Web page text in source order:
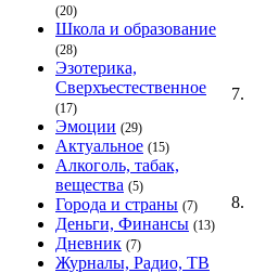
(20)
Школа и образование
(28)
Эзотерика,
Сверхъестественное
(17)
Эмоции (29)
Актуальное (15)
Алкоголь, табак,
вещества (5)
Города и страны (7)
Деньги, Финансы (13)
Дневник (7)
Журналы, Радио, ТВ
7.
8.